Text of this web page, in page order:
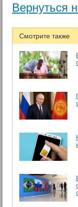
Вернуться
Смотрите также